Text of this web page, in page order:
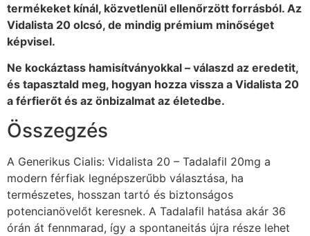
termékeket kínál, közvetlenül ellenőrzött forrásból. Az
Vidalista 20 olcsó, de mindig prémium minőséget
képvisel.
Ne kockáztass hamisítványokkal – válaszd az eredetit,
és tapasztald meg, hogyan hozza vissza a Vidalista 20
a férfierőt és az önbizalmat az életedbe.
Összegzés
A Generikus Cialis: Vidalista 20 – Tadalafil 20mg a
modern férfiak legnépszerűbb választása, ha
természetes, hosszan tartó és biztonságos
potencianövelőt keresnek. A Tadalafil hatása akár 36
órán át fennmarad, így a spontaneitás újra része lehet